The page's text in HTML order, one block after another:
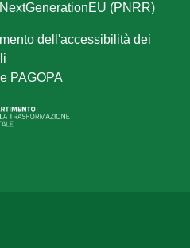
(PNRR)
dell'accessibilità dei
PAGOPA